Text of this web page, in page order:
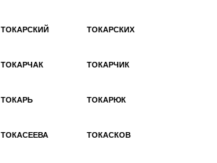
ТОКАРСКИЙ ТОКАРСКИХ
ТОКАРЧАК ТОКАРЧИК
ТОКАРЬ ТОКАРЮК
ТОКАСЕЕВА ТОКАСКОВ